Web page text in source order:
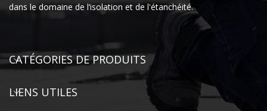
dans le domaine de l‘isolation et de l'étanchéité.
CATÉGORIES DE PRODUITS
LIENS UTILES